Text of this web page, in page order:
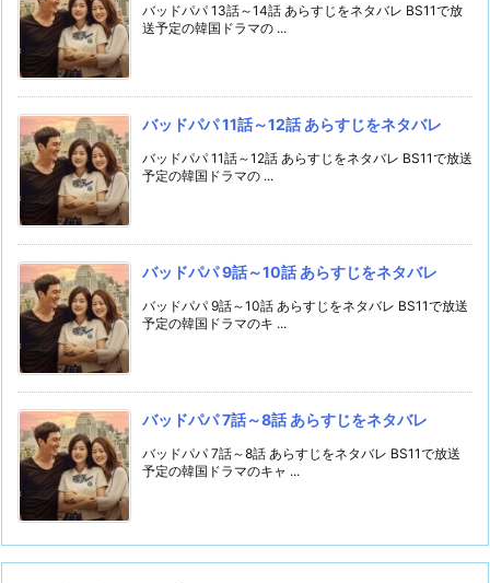
バッドパパ 13話～14話 あらすじをネタバレ BS11で放
送予定の韓国ドラマの ...
バッドパパ 11話～12話 あらすじをネタバレ
バッドパパ 11話～12話 あらすじをネタバレ BS11で放送
予定の韓国ドラマの ...
バッドパパ 9話～10話 あらすじをネタバレ
バッドパパ 9話～10話 あらすじをネタバレ BS11で放送
予定の韓国ドラマのキ ...
バッドパパ 7話～8話 あらすじをネタバレ
バッドパパ 7話～8話 あらすじをネタバレ BS11で放送
予定の韓国ドラマのキャ ...